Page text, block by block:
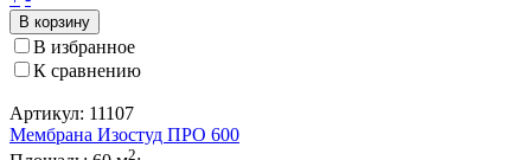
В корзину
В избранное
К сравнению
Артикул: 11107
Мембрана Изостуд ПРО 600
2